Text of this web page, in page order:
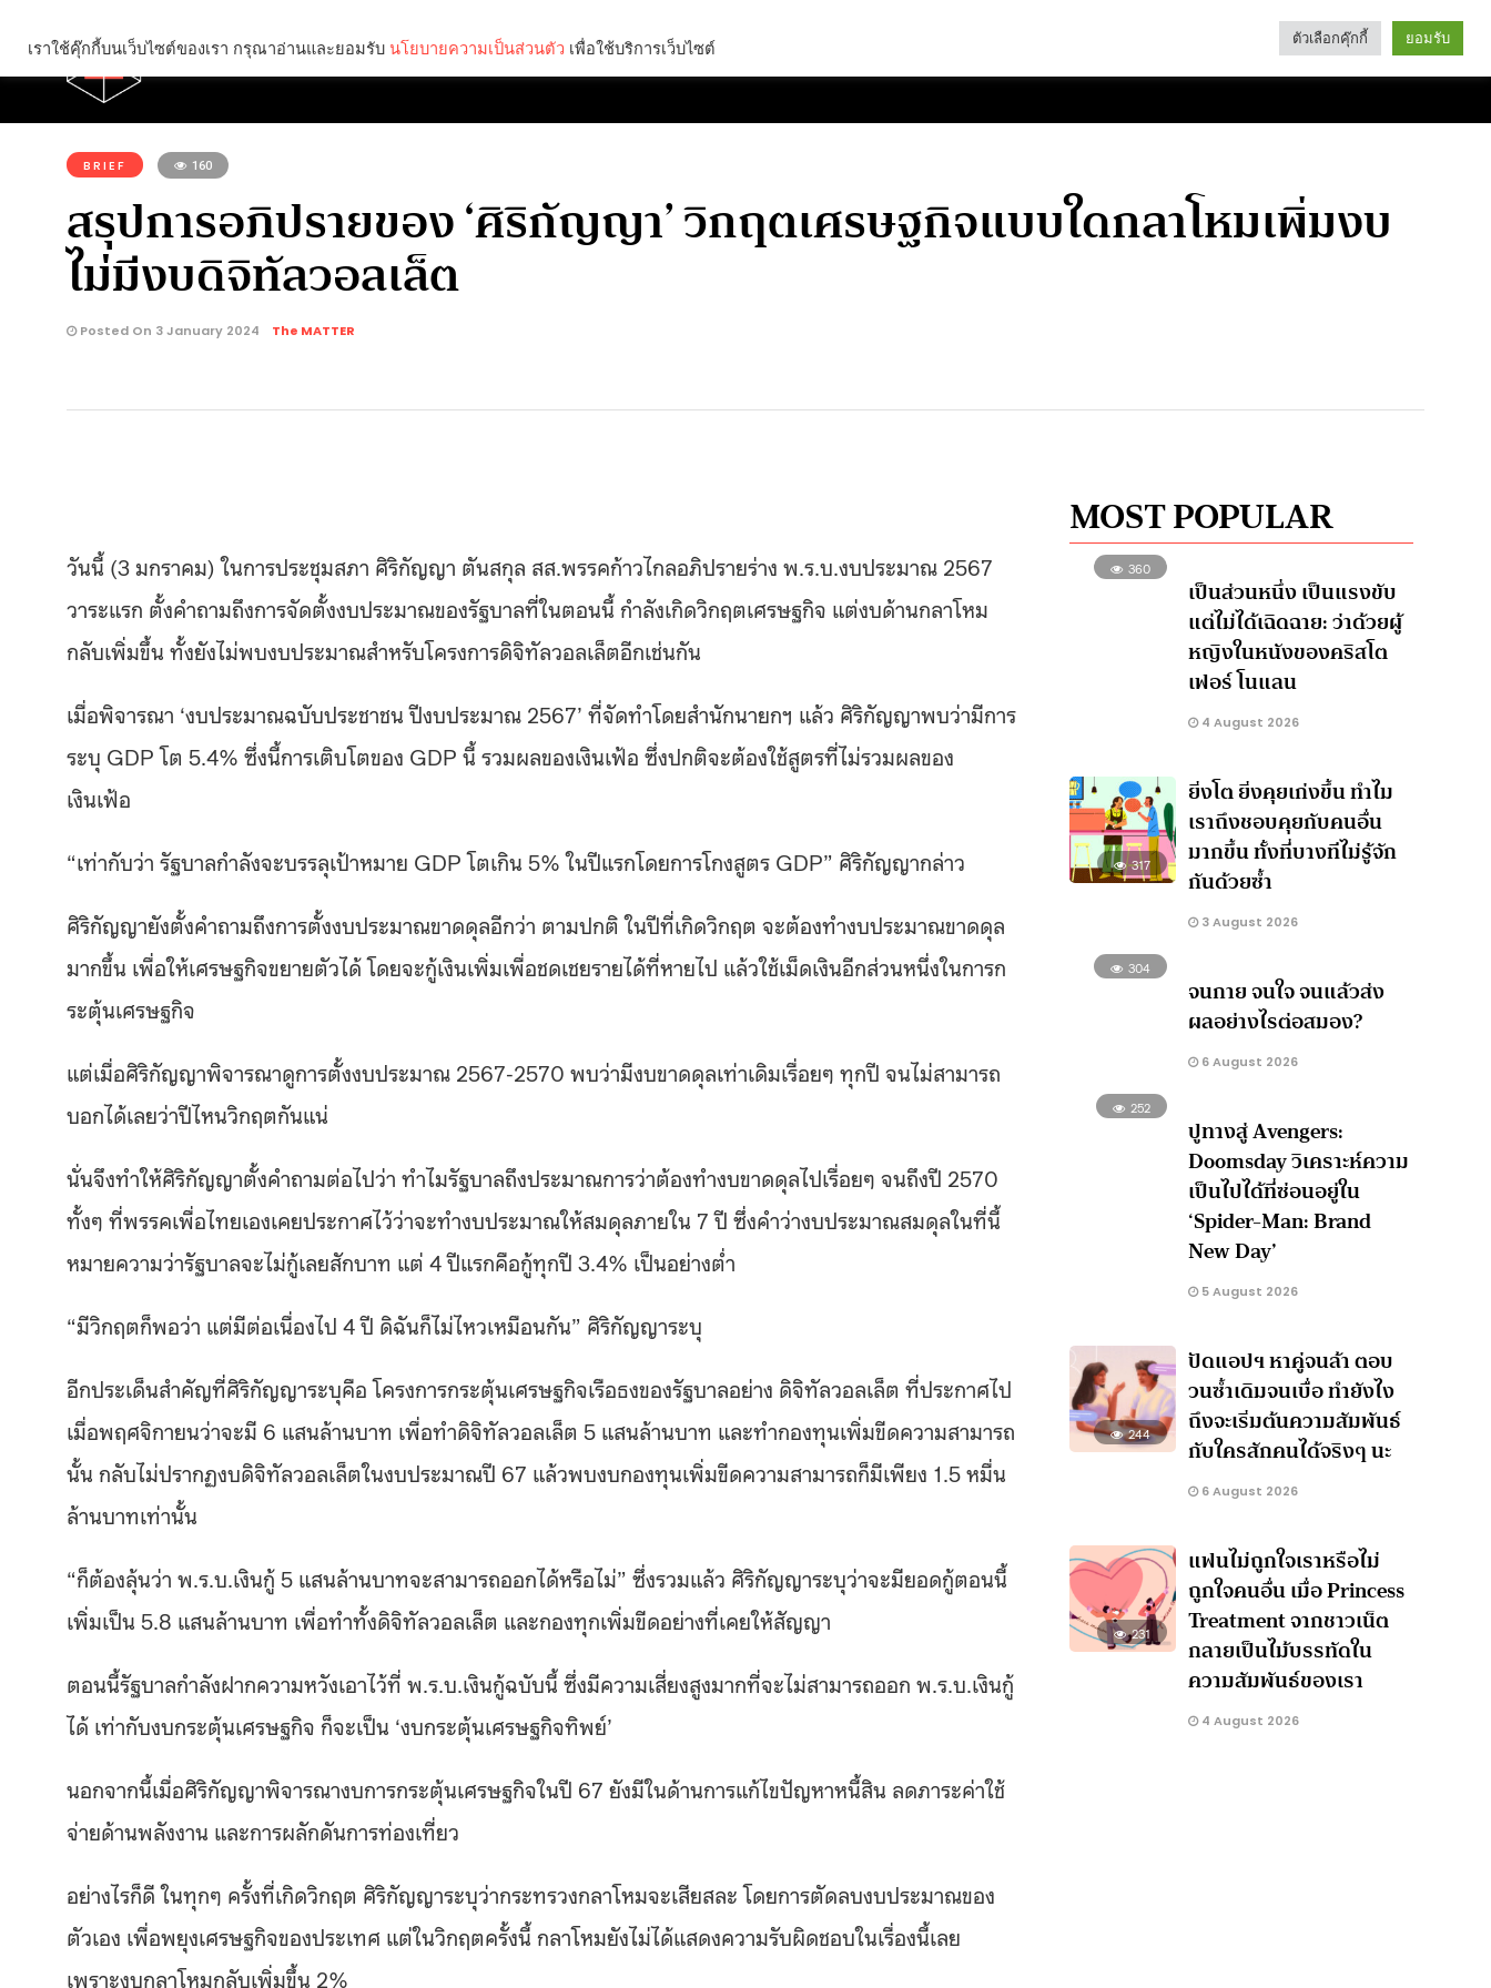
Categories
คุณกำลังอ่าน:
BRIEF 160
สรุปการอภิปรายของ ‘ศิริกัญญา’ วิกฤตเศรษฐกิจแบบใดกลาโหมเพิ่มงบ
ไม่มีงบดิจิทัลวอลเล็ต
Posted On 3 January 2024 The MATTER
วันนี้ (3 มกราคม) ในการประชุมสภา ศิริกัญญา ตันสกุล สส.พรรคก้าวไกลอภิปรายร่าง พ.ร.บ.งบประมาณ 2567
วาระแรก ตั้งคำถามถึงการจัดตั้งงบประมาณของรัฐบาลที่ในตอนนี้ กำลังเกิดวิกฤตเศรษฐกิจ แต่งบด้านกลาโหม
กลับเพิ่มขึ้น ทั้งยังไม่พบงบประมาณสำหรับโครงการดิจิทัลวอลเล็ตอีกเช่นกัน
เมื่อพิจารณา ‘งบประมาณฉบับประชาชน ปีงบประมาณ 2567’ ที่จัดทำโดยสำนักนายกฯ แล้ว ศิริกัญญาพบว่ามีการ
ระบุ GDP โต 5.4% ซึ่งนี้การเติบโตของ GDP นี้ รวมผลของเงินเฟ้อ ซึ่งปกติจะต้องใช้สูตรที่ไม่รวมผลของ
เงินเฟ้อ
“เท่ากับว่า รัฐบาลกำลังจะบรรลุเป้าหมาย GDP โตเกิน 5% ในปีแรกโดยการโกงสูตร GDP” ศิริกัญญากล่าว
ศิริกัญญายังตั้งคำถามถึงการตั้งงบประมาณขาดดุลอีกว่า ตามปกติ ในปีที่เกิดวิกฤต จะต้องทำงบประมาณขาดดุล
มากขึ้น เพื่อให้เศรษฐกิจขยายตัวได้ โดยจะกู้เงินเพิ่มเพื่อชดเชยรายได้ที่หายไป แล้วใช้เม็ดเงินอีกส่วนหนึ่งในการก
ระตุ้นเศรษฐกิจ
แต่เมื่อศิริกัญญาพิจารณาดูการตั้งงบประมาณ 2567-2570 พบว่ามีงบขาดดุลเท่าเดิมเรื่อยๆ ทุกปี จนไม่สามารถ
บอกได้เลยว่าปีไหนวิกฤตกันแน่
นั่นจึงทำให้ศิริกัญญาตั้งคำถามต่อไปว่า ทำไมรัฐบาลถึงประมาณการว่าต้องทำงบขาดดุลไปเรื่อยๆ จนถึงปี 2570
ทั้งๆ ที่พรรคเพื่อไทยเองเคยประกาศไว้ว่าจะทำงบประมาณให้สมดุลภายใน 7 ปี ซึ่งคำว่างบประมาณสมดุลในที่นี้
หมายความว่ารัฐบาลจะไม่กู้เลยสักบาท แต่ 4 ปีแรกคือกู้ทุกปี 3.4% เป็นอย่างต่ำ
“มีวิกฤตก็พอว่า แต่มีต่อเนื่องไป 4 ปี ดิฉันก็ไม่ไหวเหมือนกัน” ศิริกัญญาระบุ
อีกประเด็นสำคัญที่ศิริกัญญาระบุคือ โครงการกระตุ้นเศรษฐกิจเรือธงของรัฐบาลอย่าง ดิจิทัลวอลเล็ต ที่ประกาศไป
เมื่อพฤศจิกายนว่าจะมี 6 แสนล้านบาท เพื่อทำดิจิทัลวอลเล็ต 5 แสนล้านบาท และทำกองทุนเพิ่มขีดความสามารถ
นั้น กลับไม่ปรากฏงบดิจิทัลวอลเล็ตในงบประมาณปี 67 แล้วพบงบกองทุนเพิ่มขีดความสามารถก็มีเพียง 1.5 หมื่น
ล้านบาทเท่านั้น
“ก็ต้องลุ้นว่า พ.ร.บ.เงินกู้ 5 แสนล้านบาทจะสามารถออกได้หรือไม่” ซึ่งรวมแล้ว ศิริกัญญาระบุว่าจะมียอดกู้ตอนนี้
เพิ่มเป็น 5.8 แสนล้านบาท เพื่อทำทั้งดิจิทัลวอลเล็ต และกองทุกเพิ่มขีดอย่างที่เคยให้สัญญา
ตอนนี้รัฐบาลกำลังฝากความหวังเอาไว้ที่ พ.ร.บ.เงินกู้ฉบับนี้ ซึ่งมีความเสี่ยงสูงมากที่จะไม่สามารถออก พ.ร.บ.เงินกู้
ได้ เท่ากับงบกระตุ้นเศรษฐกิจ ก็จะเป็น ‘งบกระตุ้นเศรษฐกิจทิพย์’
นอกจากนี้เมื่อศิริกัญญาพิจารณางบการกระตุ้นเศรษฐกิจในปี 67 ยังมีในด้านการแก้ไขปัญหาหนี้สิน ลดภาระค่าใช้
จ่ายด้านพลังงาน และการผลักดันการท่องเที่ยว
อย่างไรก็ดี ในทุกๆ ครั้งที่เกิดวิกฤต ศิริกัญญาระบุว่ากระทรวงกลาโหมจะเสียสละ โดยการตัดลบงบประมาณของ
ตัวเอง เพื่อพยุงเศรษฐกิจของประเทศ แต่ในวิกฤตครั้งนี้ กลาโหมยังไม่ได้แสดงความรับผิดชอบในเรื่องนี้เลย
เพราะงบกลาโหมกลับเพิ่มขึ้น 2%
MOST POPULAR
360
เป็นส่วนหนึ่ง เป็นแรงขับ
แต่ไม่ได้เฉิดฉาย: ว่าด้วยผู้
หญิงในหนังของคริสโต
เฟอร์ โนแลน
4 August 2026
317
ยิ่งโต ยิ่งคุยเก่งขึ้น ทำไม
เราถึงชอบคุยกับคนอื่น
มากขึ้น ทั้งที่บางทีไม่รู้จัก
กันด้วยซ้ำ
3 August 2026
304
จนกาย จนใจ จนแล้วส่ง
ผลอย่างไรต่อสมอง?
6 August 2026
252
ปูทางสู่ Avengers:
Doomsday วิเคราะห์ความ
เป็นไปได้ที่ซ่อนอยู่ใน
‘Spider-Man: Brand
New Day’
5 August 2026
244
ปัดแอปฯ หาคู่จนล้า ตอบ
วนซ้ำเดิมจนเบื่อ ทำยังไง
ถึงจะเริ่มต้นความสัมพันธ์
กับใครสักคนได้จริงๆ นะ
6 August 2026
231
แฟนไม่ถูกใจเราหรือไม่
ถูกใจคนอื่น เมื่อ Princess
Treatment จากชาวเน็ต
กลายเป็นไม้บรรทัดใน
ความสัมพันธ์ของเรา
4 August 2026
เราใช้คุ๊กกี้บนเว็บไซต์ของเรา กรุณาอ่านและยอมรับ นโยบายความเป็นส่วนตัว เพื่อใช้บริการเว็บไซต์ ตัวเลือกคุ๊กกี้ ยอมรับ